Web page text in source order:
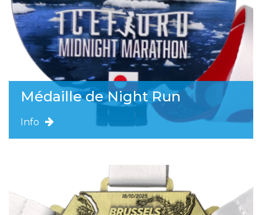
Médaille de Night Run
Info